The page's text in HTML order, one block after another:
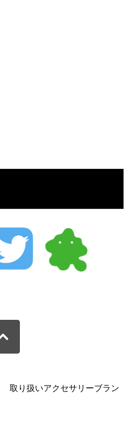
取り扱いアクセサリーブラン